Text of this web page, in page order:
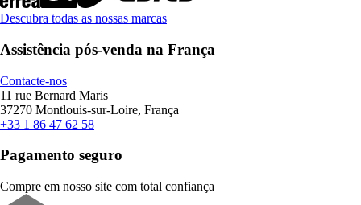
Descubra todas as nossas marcas
Assistência pós-venda na França
Contacte-nos
11 rue Bernard Maris
37270 Montlouis-sur-Loire, França
+33 1 86 47 62 58
Pagamento seguro
Compre em nosso site com total confiança